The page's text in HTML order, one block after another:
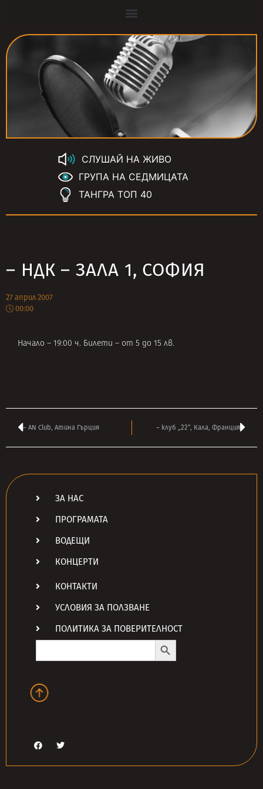
СЛУШАЙ НА ЖИВО
ГРУПА НА СЕДМИЦАТА
ТАНГРА ТОП 40
– НДК – ЗАЛА 1, СОФИЯ
27 април 2007
00:00
Начало – 19:00 ч. Билети – от 5 до 15 лв.
– AN Club, Атина Гърция – клуб „22“, Кала, Франция
ЗА НАС
ПРОГРАМАТА
ВОДЕЩИ
КОНЦЕРТИ
КОНТАКТИ
УСЛОВИЯ ЗА ПОЛЗВАНЕ
ПОЛИТИКА ЗА ПОВЕРИТЕЛНОСТ
Search
Search Button